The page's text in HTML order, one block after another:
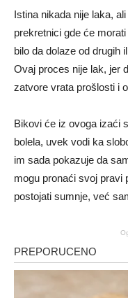
Istina nikada nije laka,
prekretnici gde će
bilo da dolaze od drugih
Ovaj proces nije lak, jer
zatvore vrata prošlosti i
Bikovi će iz ovoga izaći
bolela, uvek vodi ka
im sada pokazuje da
mogu pronaći svoj pravi
postojati sumnje, već